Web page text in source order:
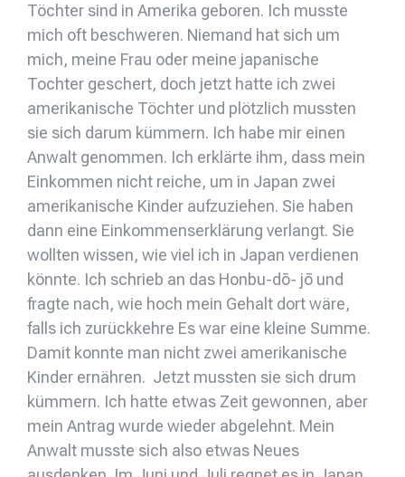
Töchter sind in Amerika geboren. Ich musste
mich oft beschweren. Niemand hat sich um
mich, meine Frau oder meine japanische
Tochter geschert, doch jetzt hatte ich zwei
amerikanische Töchter und plötzlich mussten
sie sich darum kümmern. Ich habe mir einen
Anwalt genommen. Ich erklärte ihm, dass mein
Einkommen nicht reiche, um in Japan zwei
amerikanische Kinder aufzuziehen. Sie haben
dann eine Einkommenserklärung verlangt. Sie
wollten wissen, wie viel ich in Japan verdienen
könnte. Ich schrieb an das Honbu-dō- jō und
fragte nach, wie hoch mein Gehalt dort wäre,
falls ich zurückkehre Es war eine kleine Summe.
Damit konnte man nicht zwei amerikanische
Kinder ernähren. Jetzt mussten sie sich drum
kümmern. Ich hatte etwas Zeit gewonnen, aber
mein Antrag wurde wieder abgelehnt. Mein
Anwalt musste sich also etwas Neues